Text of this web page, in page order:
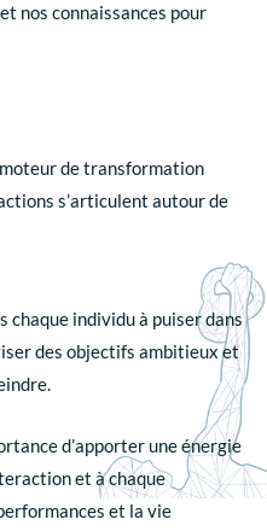
nos connaissances pour
de transformation
s’articulent autour de
chaque individu à puiser dans
des objectifs ambitieux et
d’apporter une énergie
et à chaque
et la vie